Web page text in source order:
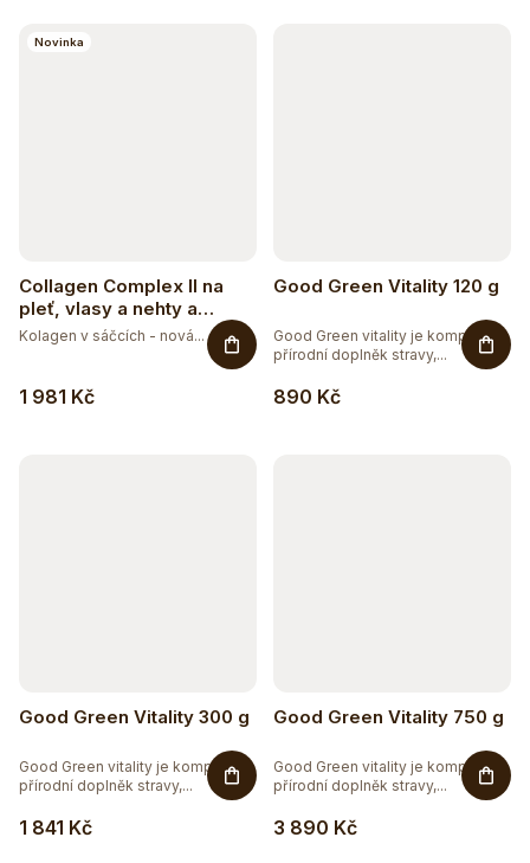
t
Novinka
Collagen Complex II na
pleť, vlasy a nehty a
vitalitu s příchutí mango-
1 981 Kč
Kolagen v sáčcích - nová...
Good Green Vitality 120 g
890 Kč
Good Green vitality je komplexní
přírodní doplněk stravy,...
Good Green Vitality 300 g
1 841 Kč
Good Green vitality je komplexní
přírodní doplněk stravy,...
Good Green Vitality 750 g
3 890 Kč
Good Green vitality je komplexní
přírodní doplněk stravy,...
Těžko po jídle?